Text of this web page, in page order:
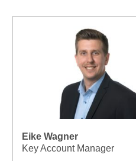
Eike Wagner
Key Account Manager